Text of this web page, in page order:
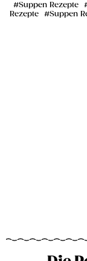
Suppen Rezepte
Rezepte
Suppen